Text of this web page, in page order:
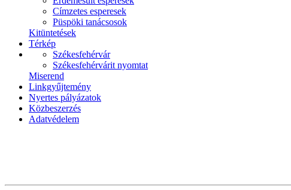
Címzetes esperesek
Püspöki tanácsosok
Kitüntetések
Térkép
Székesfehérvár
Székesfehérvárit nyomtat
Miserend
Linkgyűjtemény
Nyertes pályázatok
Közbeszerzés
Adatvédelem